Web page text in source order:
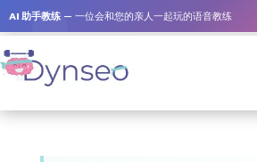
AI 助手教练 — 一位会和您的亲人一起玩的语音教练